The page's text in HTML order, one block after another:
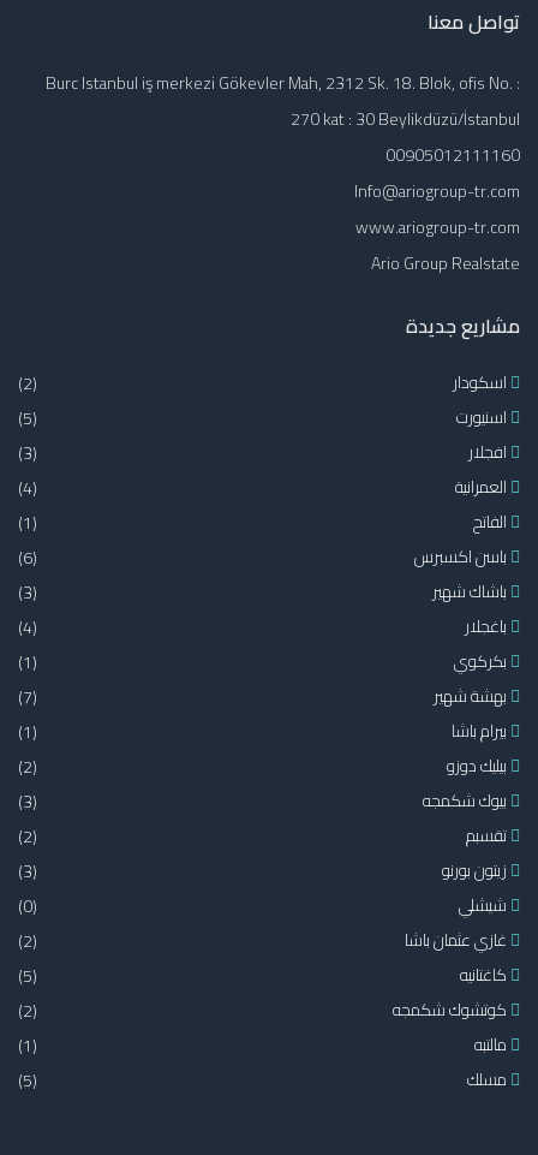
تواصل معنا
Burc Istanbul iş merkezi Gökevler Mah, 2312 Sk. 18. Blok, ofis No. :
270 kat : 30 Beylikdüzü/İstanbul
00905012111160
Info@ariogroup-tr.com
www.ariogroup-tr.com
Ario Group Realstate
مشاريع جديدة
اسكودار
(2)
اسنيورت
(5)
افجلار
(3)
العمرانية
(4)
الفاتح
(1)
باسن اكسبرس
(6)
باشاك شهير
(3)
باغجلار
(4)
بكركوي
(1)
بهشة شهير
(7)
بيرام باشا
(1)
بيليك دوزو
(2)
بيوك شكمجه
(3)
تقسبم
(2)
زيتون بورنو
(3)
شيشلي
(0)
غازي عثمان باشا
(2)
كاغتانيه
(5)
كوتشوك شكمجه
(2)
مالتبه
(1)
مسلك
(5)